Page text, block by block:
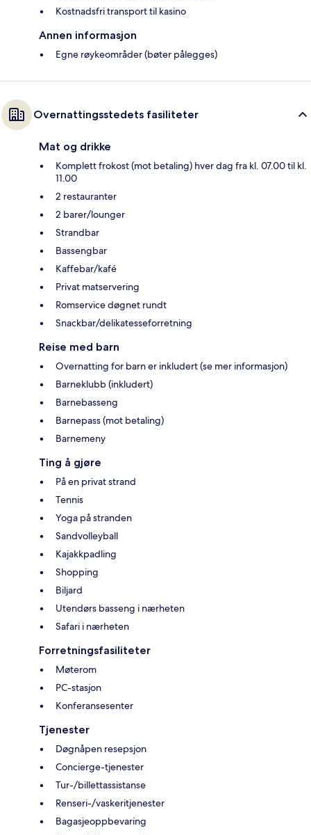
Kostnadsfri transport til kasino
Annen informasjon
Egne røykeområder (bøter pålegges)
Overnattingsstedets fasiliteter
Mat og drikke
Komplett frokost (mot betaling) hver dag fra kl. 07.00 til kl.
11.00
2 restauranter
2 barer/lounger
Strandbar
Bassengbar
Kaffebar/kafé
Privat matservering
Romservice døgnet rundt
Snackbar/delikatesseforretning
Reise med barn
Overnatting for barn er inkludert (se mer informasjon)
Barneklubb (inkludert)
Barnebasseng
Barnepass (mot betaling)
Barnemeny
Ting å gjøre
På en privat strand
Tennis
Yoga på stranden
Sandvolleyball
Kajakkpadling
Shopping
Biljard
Utendørs basseng i nærheten
Safari i nærheten
Forretningsfasiliteter
Møterom
PC-stasjon
Konferansesenter
Tjenester
Døgnåpen resepsjon
Concierge-tjenester
Tur-/billettassistanse
Renseri-/vaskeritjenester
Bagasjeoppbevaring